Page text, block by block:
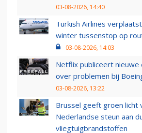
03-08-2026, 14:40
Turkish Airlines
winter tussenstop op
03-08-2026, 14:03
Netflix publiceert nieuwe
over problemen bij
03-08-2026, 13:22
Brussel geeft groen licht
Nederlandse steun aan
vliegtuigbrandstoffen